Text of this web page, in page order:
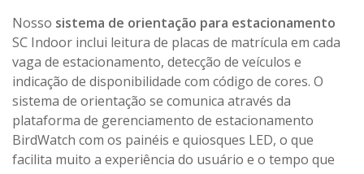
Nosso sistema de orientação para estacionamento
SC Indoor inclui leitura de placas de matrícula em cada
vaga de estacionamento, detecção de veículos e
indicação de disponibilidade com código de cores. O
sistema de orientação se comunica através da
plataforma de gerenciamento de estacionamento
BirdWatch com os painéis e quiosques LED, o que
facilita muito a experiência do usuário e o tempo que